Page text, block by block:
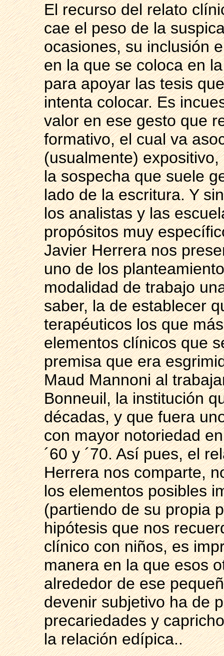
El recurso del relato
cae el peso de la
ocasiones, su inclusión
en la que se coloca en
para apoyar las tesis
intenta colocar. Es
valor en ese gesto que
formativo, el cual va
(usualmente)
la sospecha que suele
lado de la escritura. Y
los analistas y las
propósitos muy
Javier Herrera nos
uno de los
modalidad de trabajo
saber, la de establecer
terapéuticos los que
elementos clínicos que
premisa que era
Maud Mannoni al
Bonneuil, la institución
décadas, y que fuera
con mayor notoriedad
´60 y ´70. Así pues, el
Herrera nos comparte,
los elementos posibles
(partiendo de su propia
hipótesis que nos
clínico con niños, es
manera en la que esos
alrededor de ese
devenir subjetivo ha de
precariedades y
la relación edípica..